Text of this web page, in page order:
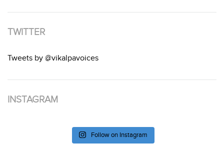
TWITTER
Tweets by @vikalpavoices
INSTAGRAM
Follow on Instagram